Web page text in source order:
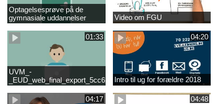
Optagelsesprøve på de
gymnasiale uddannelser
Video om FGU
01:33
UVM_-
04:20
Intro til ug for forældre 2018
04:17 04:48